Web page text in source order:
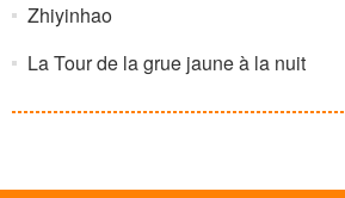
Zhiyinhao
La Tour de la grue jaune à la nuit